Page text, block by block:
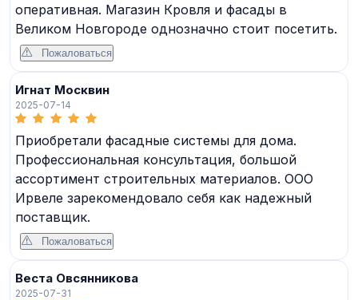
оперативная. Магазин Кровля и фасады в
Великом Новгороде однозначно стоит посетить.
Пожаловаться
Игнат Москвин
2025-07-14
Приобретали фасадные системы для дома.
Профессиональная консультация, большой
ассортимент строительных материалов. ООО
Ирвеле зарекомендовало себя как надежный
поставщик.
Пожаловаться
Веста Овсянникова
2025-07-31